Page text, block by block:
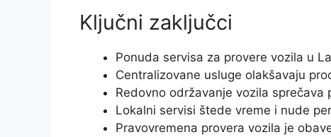
Ključni zaključci
Ponuda servisa za provere vozila u
Centralizovane usluge olakšavaju
Redovno održavanje vozila
Lokalni servisi štede vreme i nude
Pravovremena provera vozila je